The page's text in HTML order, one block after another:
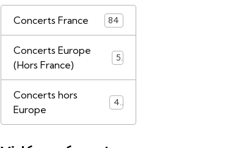
Concerts France 84
Concerts Europe
(Hors France)
5
Concerts hors
Europe
4